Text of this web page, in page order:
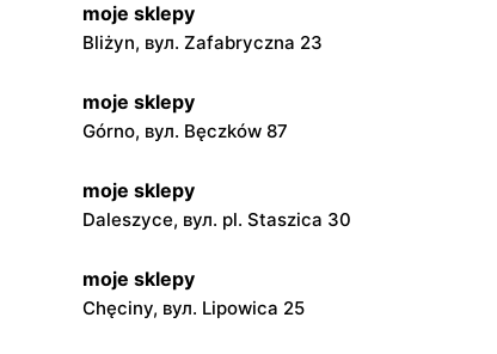
moje sklepy
Bliżyn, вул. Zafabryczna 23
moje sklepy
Górno, вул. Bęczków 87
moje sklepy
Daleszyce, вул. pl. Staszica 30
moje sklepy
Chęciny, вул. Lipowica 25